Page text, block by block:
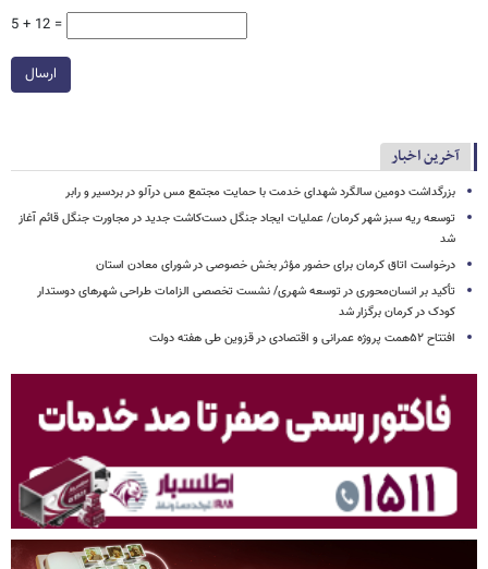
5 + 12 =
ارسال
آخرین اخبار
بزرگداشت دومین سالگرد شهدای خدمت با حمایت مجتمع مس درآلو در بردسیر و رابر
توسعه ریه سبز شهر کرمان/ عملیات ایجاد جنگل دست‌کاشت جدید در مجاورت جنگل قائم آغاز
شد
درخواست اتاق کرمان برای حضور مؤثر بخش خصوصی در شورای معادن استان
تأکید بر انسان‌محوری در توسعه شهری/ نشست تخصصی الزامات طراحی شهرهای دوستدار
کودک در کرمان برگزار شد
افتتاح ۵۲همت پروژه عمرانی و اقتصادی در قزوین طی هفته دولت